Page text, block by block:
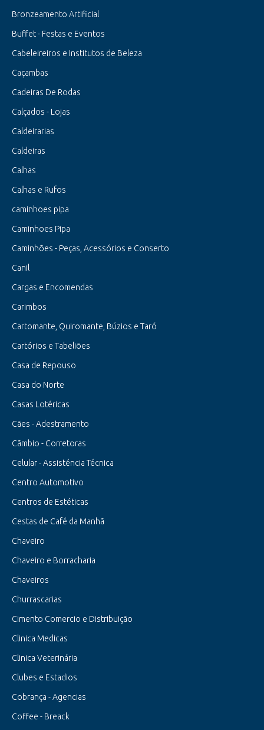
Bronzeamento Artificial
Buffet - Festas e Eventos
Cabeleireiros e Institutos de Beleza
Caçambas
Cadeiras De Rodas
Calçados - Lojas
Caldeirarias
Caldeiras
Calhas
Calhas e Rufos
caminhoes pipa
Caminhoes Pipa
Caminhões - Peças, Acessórios e Conserto
Canil
Cargas e Encomendas
Carimbos
Cartomante, Quiromante, Búzios e Taró
Cartórios e Tabeliões
Casa de Repouso
Casa do Norte
Casas Lotéricas
Cães - Adestramento
Cãmbio - Corretoras
Celular - Assisténcia Técnica
Centro Automotivo
Centros de Estéticas
Cestas de Café da Manhã
Chaveiro
Chaveiro e Borracharia
Chaveiros
Churrascarias
Cimento Comercio e Distribuição
Clinica Medicas
Clinica Veterinária
Clubes e Estadios
Cobrança - Agencias
Coffee - Breack